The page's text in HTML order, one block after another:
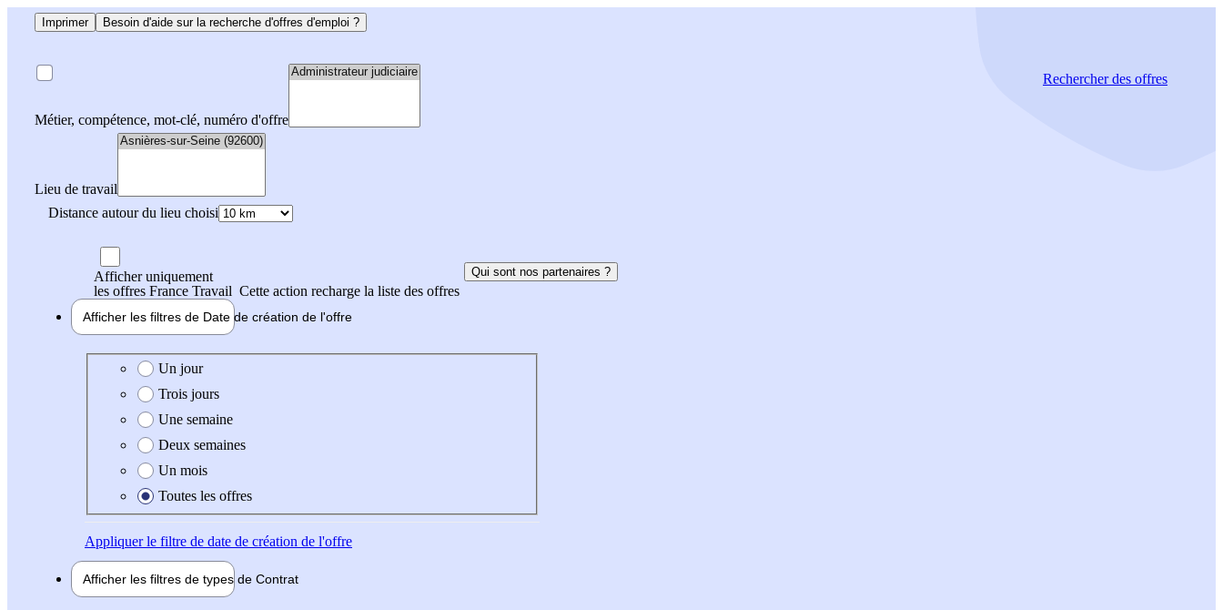
Imprimer Besoin d'aide sur la recherche d'offres d'emploi ?
Métier, compétence, mot-clé, numéro d'offre
Lieu de travail
Distance autour du lieu choisi
Rechercherdes offres
Afficher uniquement
les offres France Travail Cette action recharge la liste des offres
Qui sont nos partenaires ?
Afficher les filtres de Date de création de l'offre
Date de création de l'offre
Un jour
Trois jours
Une semaine
Deux semaines
Un mois
Toutes les offres
Appliquerle filtre de date de création de l'offre
Afficher les filtres de types de Contrat